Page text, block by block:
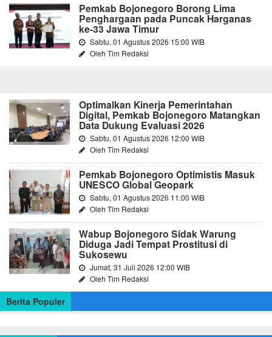
Pemkab Bojonegoro Borong Lima
Penghargaan pada Puncak Harganas
ke-33 Jawa Timur
Sabtu, 01 Agustus 2026 15:00 WIB
Oleh Tim Redaksi
Optimalkan Kinerja Pemerintahan
Digital, Pemkab Bojonegoro Matangkan
Data Dukung Evaluasi 2026
Sabtu, 01 Agustus 2026 12:00 WIB
Oleh Tim Redaksi
Pemkab Bojonegoro Optimistis Masuk
UNESCO Global Geopark
Sabtu, 01 Agustus 2026 11:00 WIB
Oleh Tim Redaksi
Wabup Bojonegoro Sidak Warung
Diduga Jadi Tempat Prostitusi di
Sukosewu
Jumat, 31 Juli 2026 12:00 WIB
Oleh Tim Redaksi
Berita Populer